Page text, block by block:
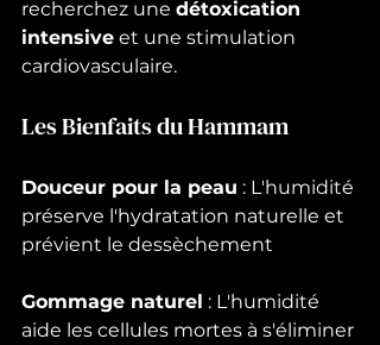
recherchez une détoxication
intensive et une stimulation
cardiovasculaire.
Les Bienfaits du Hammam
Douceur pour la peau : L'humidité
préserve l'hydratation naturelle et
prévient le dessèchement
Gommage naturel : L'humidité
aide les cellules mortes à s'éliminer